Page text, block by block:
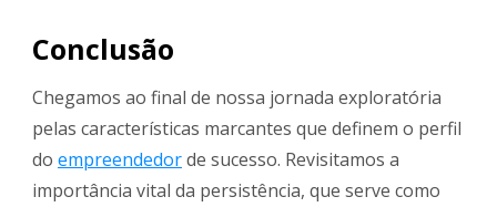
Conclusão
Chegamos ao final de nossa jornada exploratória
pelas características marcantes que definem o perfil
do empreendedorde sucesso. Revisitamos a
importância vital da persistência, que serve como